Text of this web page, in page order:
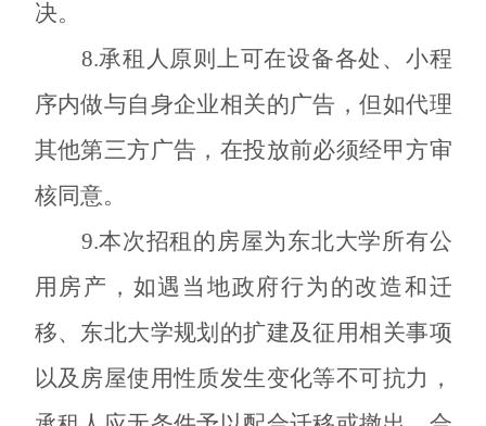
决。
8.承租人原则上可在设备各处、小程
序内做与自身企业相关的广告，但如代理
其他第三方广告，在投放前必须经甲方审
核同意。
9.本次招租的房屋为东北大学所有公
用房产，如遇当地政府行为的改造和迁
移、东北大学规划的扩建及征用相关事项
以及房屋使用性质发生变化等不可抗力，